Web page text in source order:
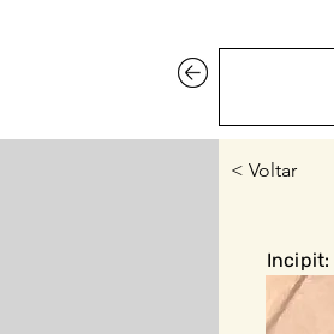
< Voltar
Incipit: